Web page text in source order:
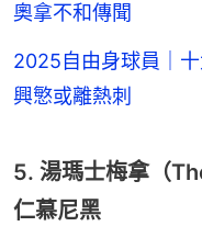
奧拿不和傳聞
2025自由身球員｜
興慜或離熱刺
5. 湯瑪士梅拿（
仁慕尼黑